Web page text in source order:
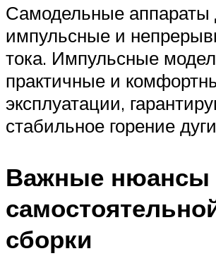
Самодельные аппараты
импульсные и
тока. Импульсные
практичные и
эксплуатации,
стабильное горение
Важные нюансы
сборки